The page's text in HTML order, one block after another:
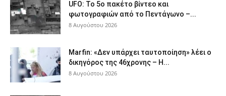
UFO: Το 5ο πακέτο βίντεο και
φωτογραφιών από το Πεντάγωνο –...
8 Αυγούστου 2026
Marfin: «Δεν υπάρχει ταυτοποίηση» λέει ο
δικηγόρος της 46χρονης – Η...
8 Αυγούστου 2026